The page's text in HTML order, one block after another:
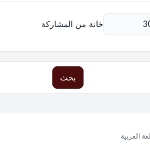
خانة من المشاركة
بحث